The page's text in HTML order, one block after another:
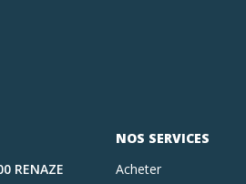
RENAZE
NOS SERVICES
Acheter